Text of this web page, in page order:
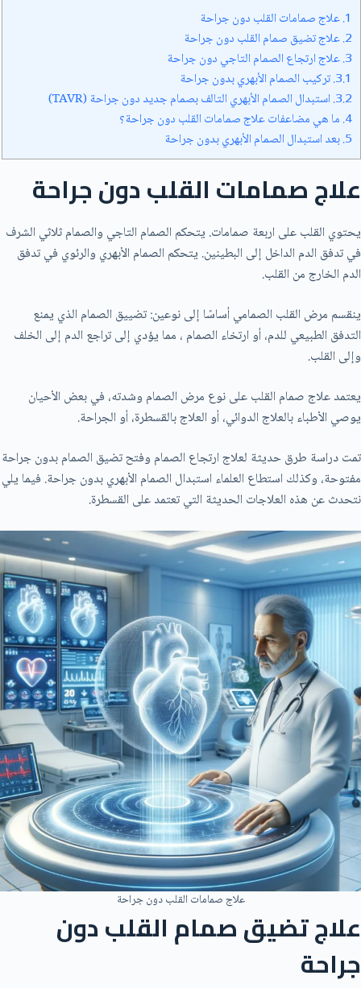
1. علاج صمامات القلب دون جراحة
2. علاج تضيق صمام القلب دون جراحة
3. علاج ارتجاع الصمام التاجي دون جراحة
3.1. تركيب الصمام الأبهري بدون جراحة
3.2. استبدال الصمام الأبهري التالف بصمام جديد دون جراحة (TAVR)
4. ما هي مضاعفات علاج صمامات القلب دون جراحة؟
5. بعد استبدال الصمام الأبهري بدون جراحة
علاج صمامات القلب دون جراحة
يحتوي القلب علی اربعة صمامات. يتحكم الصمام التاجي والصمام ثلاثي الشرف
في تدفق الدم الداخل إلى البطينين. يتحكم الصمام الأبهري والرئوي في تدفق
الدم الخارج من القلب.
ينقسم مرض القلب الصمامي أساسًا إلى نوعين: تضييق الصمام الذي يمنع
التدفق الطبيعي للدم، أو ارتخاء الصمام ، مما يؤدي إلى تراجع الدم إلى الخلف
وإلى القلب.
يعتمد علاج صمام القلب علی نوع مرض الصمام وشدته، في بعض الأحيان
يوصي الأطباء بالعلاج الدوائي، أو العلاج بالقسطرة، أو الجراحة.
تمت دراسة طرق حديثة لعلاج ارتجاع الصمام وفتح تضيق الصمام بدون جراحة
مفتوحة، وكذلك استطاع العلماء استبدال الصمام الأبهري بدون جراحة. فيما يلي
نتحدث عن هذه العلاجات الحديثة التي تعتمد علی القسطرة.
علاج صمامات القلب دون جراحة
علاج تضيق صمام القلب دون
جراحة